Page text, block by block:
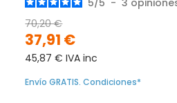
5/5 - 3
37,91 €
70,20 €
45,87 € IVA inc
Envío GRATIS. Condiciones*